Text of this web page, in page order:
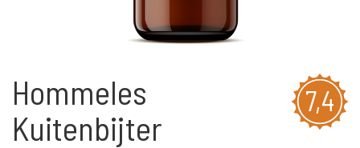
7,4
Hommeles
Kuitenbijter